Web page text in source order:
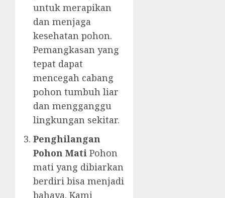
untuk merapikan
dan menjaga
kesehatan pohon.
Pemangkasan yang
tepat dapat
mencegah cabang
pohon tumbuh liar
dan mengganggu
lingkungan sekitar.
Penghilangan
Pohon Mati Pohon
mati yang dibiarkan
berdiri bisa menjadi
bahaya. Kami